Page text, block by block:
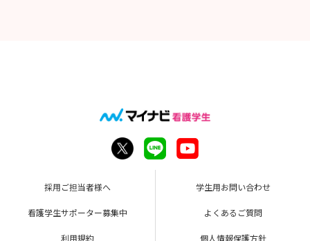
採用ご担当者様へ 学生用お問い合わせ
看護学生サポーター募集中 よくあるご質問
利用規約 個人情報保護方針